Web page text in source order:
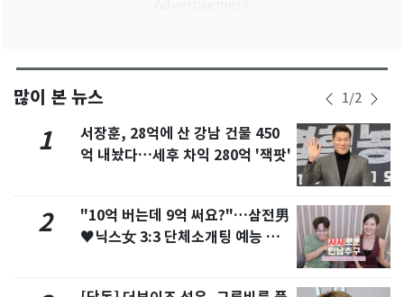
많이 본 뉴스 1/2
1
서장훈, 28억에 산 강남 건물 450
억 내놨다…세후 차익 280억 '잭팟'
2
"10억 버는데 9억 써요?"…삼전男
♥닉스女 3:3 단체소개팅 예능 화